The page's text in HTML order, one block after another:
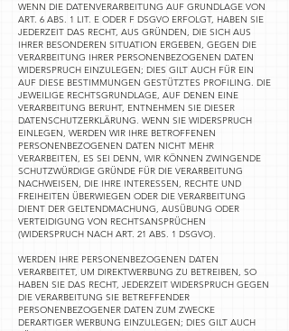
WENN DIE DATENVERARBEITUNG AUF GRUNDLAGE VON
ART. 6 ABS. 1 LIT. E ODER F DSGVO ERFOLGT, HABEN SIE
JEDERZEIT DAS RECHT, AUS GRÜNDEN, DIE SICH AUS
IHRER BESONDEREN SITUATION ERGEBEN, GEGEN DIE
VERARBEITUNG IHRER PERSONENBEZOGENEN DATEN
WIDERSPRUCH EINZULEGEN; DIES GILT AUCH FÜR EIN
AUF DIESE BESTIMMUNGEN GESTÜTZTES PROFILING. DIE
JEWEILIGE RECHTSGRUNDLAGE, AUF DENEN EINE
VERARBEITUNG BERUHT, ENTNEHMEN SIE DIESER
DATENSCHUTZERKLÄRUNG. WENN SIE WIDERSPRUCH
EINLEGEN, WERDEN WIR IHRE BETROFFENEN
PERSONENBEZOGENEN DATEN NICHT MEHR
VERARBEITEN, ES SEI DENN, WIR KÖNNEN ZWINGENDE
SCHUTZWÜRDIGE GRÜNDE FÜR DIE VERARBEITUNG
NACHWEISEN, DIE IHRE INTERESSEN, RECHTE UND
FREIHEITEN ÜBERWIEGEN ODER DIE VERARBEITUNG
DIENT DER GELTENDMACHUNG, AUSÜBUNG ODER
VERTEIDIGUNG VON RECHTSANSPRÜCHEN
(WIDERSPRUCH NACH ART. 21 ABS. 1 DSGVO).
WERDEN IHRE PERSONENBEZOGENEN DATEN
VERARBEITET, UM DIREKTWERBUNG ZU BETREIBEN, SO
HABEN SIE DAS RECHT, JEDERZEIT WIDERSPRUCH GEGEN
DIE VERARBEITUNG SIE BETREFFENDER
PERSONENBEZOGENER DATEN ZUM ZWECKE
DERARTIGER WERBUNG EINZULEGEN; DIES GILT AUCH